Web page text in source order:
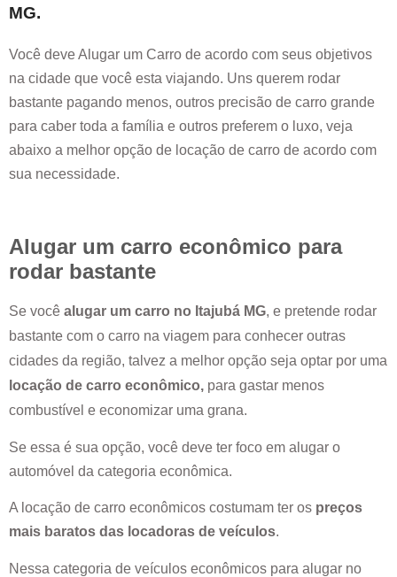
MG.
Você deve Alugar um Carro de acordo com seus objetivos
na cidade que você esta viajando. Uns querem rodar
bastante pagando menos, outros precisão de carro grande
para caber toda a família e outros preferem o luxo, veja
abaixo a melhor opção de locação de carro de acordo com
sua necessidade.
Alugar um carro econômico para
rodar bastante
Se você alugar um carro no Itajubá MG, e pretende rodar
bastante com o carro na viagem para conhecer outras
cidades da região, talvez a melhor opção seja optar por uma
locação de carro econômico, para gastar menos
combustível e economizar uma grana.
Se essa é sua opção, você deve ter foco em alugar o
automóvel da categoria econômica.
A locação de carro econômicos costumam ter os preços
mais baratos das locadoras de veículos.
Nessa categoria de veículos econômicos para alugar no